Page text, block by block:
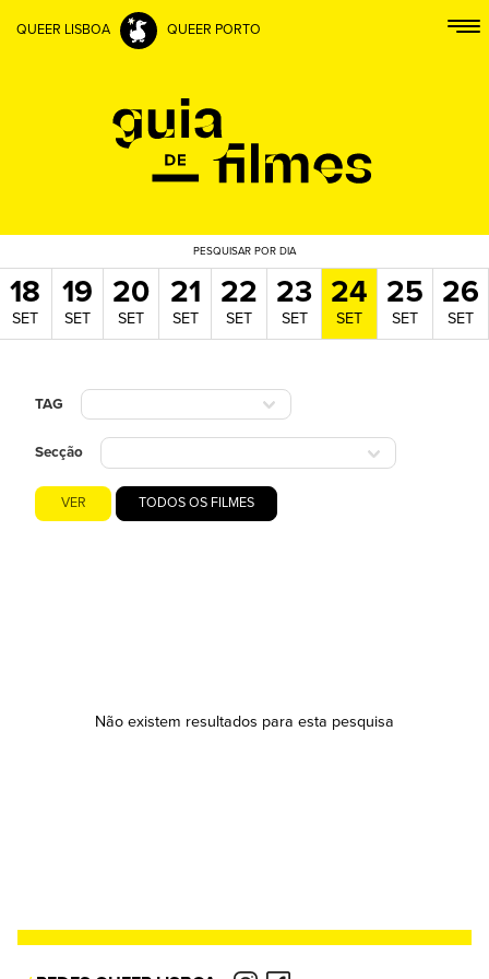
QUEER LISBOA QUEER PORTO
PESQUISAR POR DIA
18
SET
19
SET
20
SET
21
SET
22
SET
23
SET
24
SET
25
SET
26
SET
TAG
Secção
VER TODOS OS FILMES
Não existem resultados para esta pesquisa